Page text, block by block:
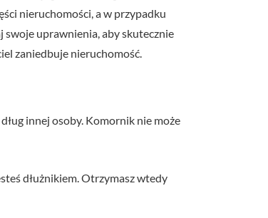
nieruchomości, a w przypadku
swoje uprawnienia, aby skutecznie
zaniedbuje nieruchomość.
innej osoby. Komornik nie może
dłużnikiem. Otrzymasz wtedy